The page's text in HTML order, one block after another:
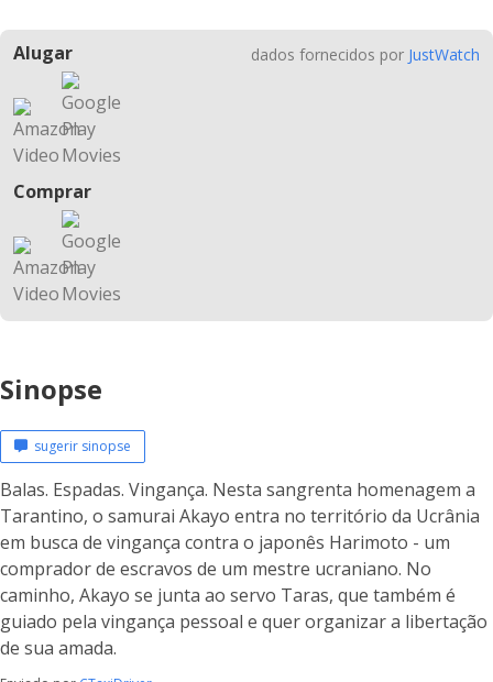
Alugar
Comprar
dados fornecidos por JustWatch
Sinopse
sugerir sinopse
Balas. Espadas. Vingança. Nesta sangrenta homenagem a
Tarantino, o samurai Akayo entra no território da Ucrânia
em busca de vingança contra o japonês Harimoto - um
comprador de escravos de um mestre ucraniano. No
caminho, Akayo se junta ao servo Taras, que também é
guiado pela vingança pessoal e quer organizar a libertação
de sua amada.